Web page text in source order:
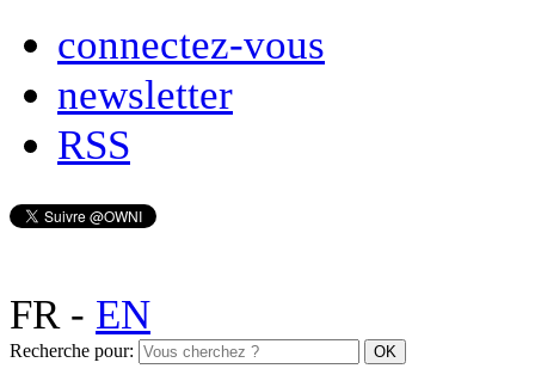
connectez-vous
newsletter
RSS
FR- EN
Recherche pour: